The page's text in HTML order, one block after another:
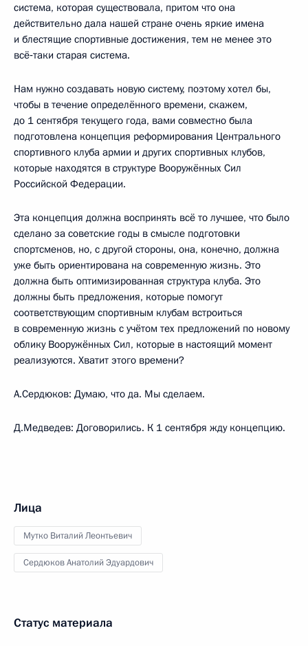
система, которая существовала, притом что она
действительно дала нашей стране очень яркие имена
и блестящие спортивные достижения, тем не менее это
всё‑таки старая система.
Нам нужно создавать новую систему, поэтому хотел бы,
чтобы в течение определённого времени, скажем,
до 1 сентября текущего года, вами совместно была
подготовлена концепция реформирования Центрального
спортивного клуба армии и других спортивных клубов,
которые находятся в структуре Вооружённых Сил
Российской Федерации.
Эта концепция должна воспринять всё то лучшее, что было
сделано за советские годы в смысле подготовки
спортсменов, но, с другой стороны, она, конечно, должна
уже быть ориентирована на современную жизнь. Это
должна быть оптимизированная структура клуба. Это
должны быть предложения, которые помогут
соответствующим спортивным клубам встроиться
в современную жизнь с учётом тех предложений по новому
облику Вооружённых Сил, которые в настоящий момент
реализуются. Хватит этого времени?
А.Сердюков: Думаю, что да. Мы сделаем.
Д.Медведев: Договорились. К 1 сентября жду концепцию.
Лица
Мутко Виталий Леонтьевич
Сердюков Анатолий Эдуардович
Статус материала